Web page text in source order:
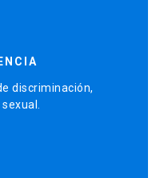
discriminación,